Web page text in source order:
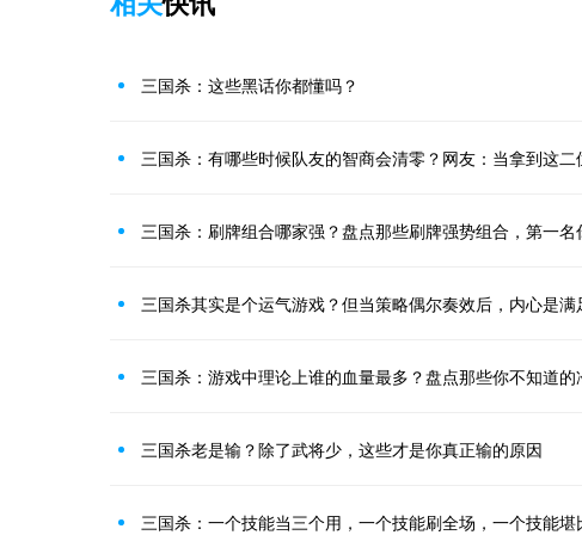
三国杀：这些黑话你都懂吗？
三国杀：有哪些时候队友的智商会清零？网友：当拿到这二
三国杀：刷牌组合哪家强？盘点那些刷牌强势组合，第一名
三国杀其实是个运气游戏？但当策略偶尔奏效后，内心是满
三国杀：游戏中理论上谁的血量最多？盘点那些你不知道的
三国杀老是输？除了武将少，这些才是你真正输的原因
三国杀：一个技能当三个用，一个技能刷全场，一个技能堪